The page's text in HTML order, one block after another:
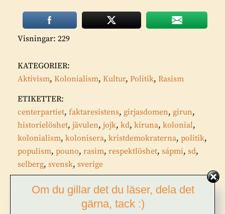
Visningar: 229
KATEGORIER:
Aktivism, Kolonialism, Kultur, Politik, Rasism
ETIKETTER:
centerpartiet, faktaresistens, girjasdomen, girun,
historielöshet, jävulen, jojk, kd, kiruna, kolonial,
kolonialism, kolonisera, kristdemokraterna, politik,
populism, pouno, rasim, respektlöshet, sápmi, sd,
selberg, svensk, sverige
Inläggsnavigering
FÖREGÅENDE
Om du gillar det du läser, dela det
gärna, tack :)